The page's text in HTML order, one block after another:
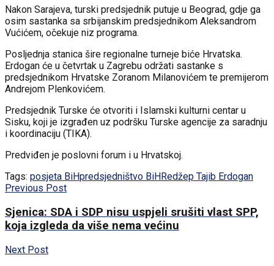
Nakon Sarajeva, turski predsjednik putuje u Beograd, gdje ga
osim sastanka sa srbijanskim predsjednikom Aleksandrom
Vućićem, očekuje niz programa.
Posljednja stanica šire regionalne turneje biće Hrvatska.
Erdogan će u četvrtak u Zagrebu održati sastanke s
predsjednikom Hrvatske Zoranom Milanovićem te premijerom
Andrejom Plenkovićem.
Predsjednik Turske će otvoriti i Islamski kulturni centar u
Sisku, koji je izgrađen uz podršku Turske agencije za saradnju
i koordinaciju (TIKA).
Predviđen je poslovni forum i u Hrvatskoj.
Tags: posjeta BiHpredsjedništvo BiHRedžep Tajib Erdogan
Previous Post
Sjenica: SDA i SDP nisu uspjeli srušiti vlast SPP,
koja izgleda da više nema većinu
Next Post